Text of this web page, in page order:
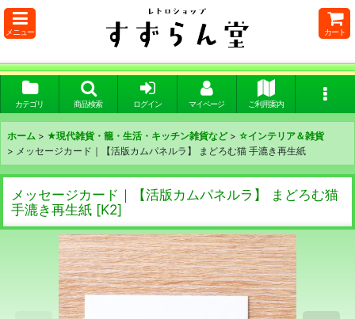
メニュー カート
カテゴリ 商品検索 ログイン マイページ ご利用案内
ホーム > ★現代雑貨・籠・生活・キッチン雑貨など > ☆インテリア＆雑貨
> メッセージカード｜【活版カムパネルラ】 まどろむ猫 手漉き再生紙
メッセージカード｜【活版カムパネルラ】 まどろむ猫
手漉き再生紙 [K2]